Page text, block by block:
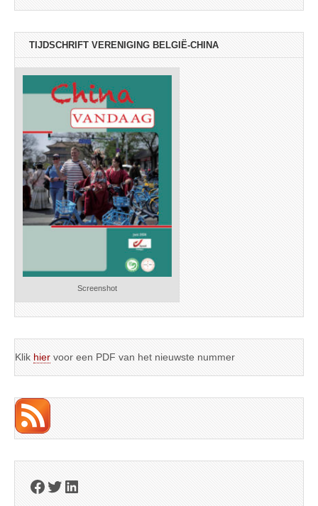
TIJDSCHRIFT VERENIGING BELGIË-CHINA
Screenshot
Klik hier voor een PDF van het nieuwste nummer
Facebook
Twitter
LinkedIn